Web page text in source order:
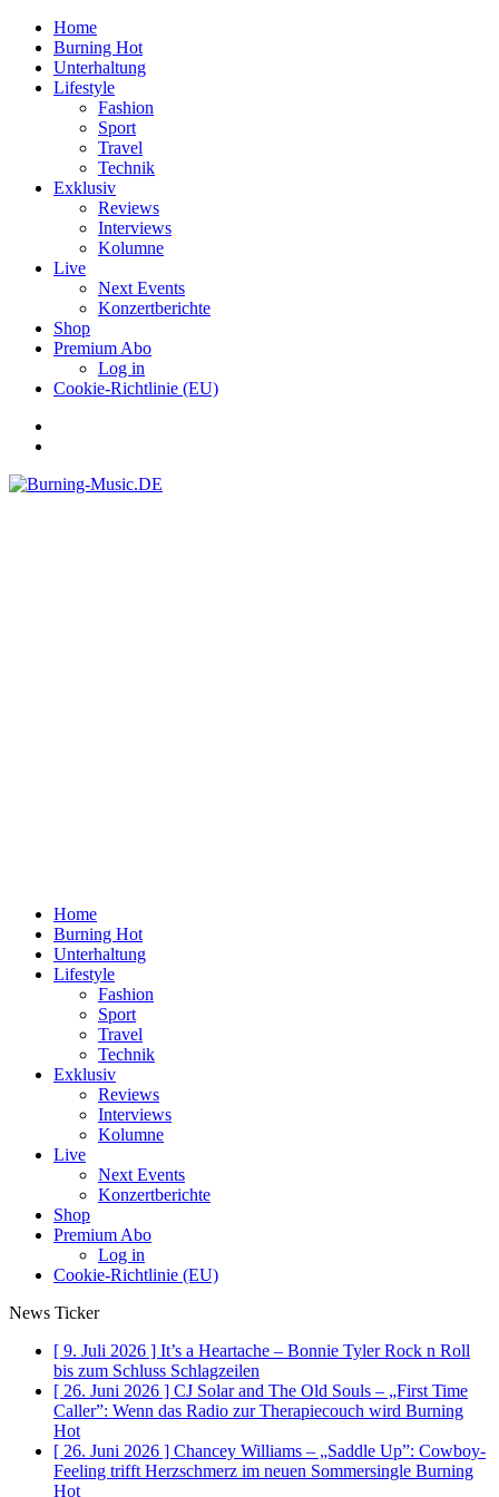
Home
Burning Hot
Unterhaltung
Lifestyle
Fashion
Sport
Travel
Technik
Exklusiv
Reviews
Interviews
Kolumne
Live
Next Events
Konzertberichte
Shop
Premium Abo
Log in
Cookie-Richtlinie (EU)
Home
Burning Hot
Unterhaltung
Lifestyle
Fashion
Sport
Travel
Technik
Exklusiv
Reviews
Interviews
Kolumne
Live
Next Events
Konzertberichte
Shop
Premium Abo
Log in
Cookie-Richtlinie (EU)
News Ticker
[ 9. Juli 2026 ] It’s a Heartache – Bonnie Tyler Rock n Roll
bis zum Schluss Schlagzeilen
[ 26. Juni 2026 ] CJ Solar and The Old Souls – „First Time
Caller”: Wenn das Radio zur Therapiecouch wird Burning
Hot
[ 26. Juni 2026 ] Chancey Williams – „Saddle Up”: Cowboy-
Feeling trifft Herzschmerz im neuen Sommersingle Burning
Hot